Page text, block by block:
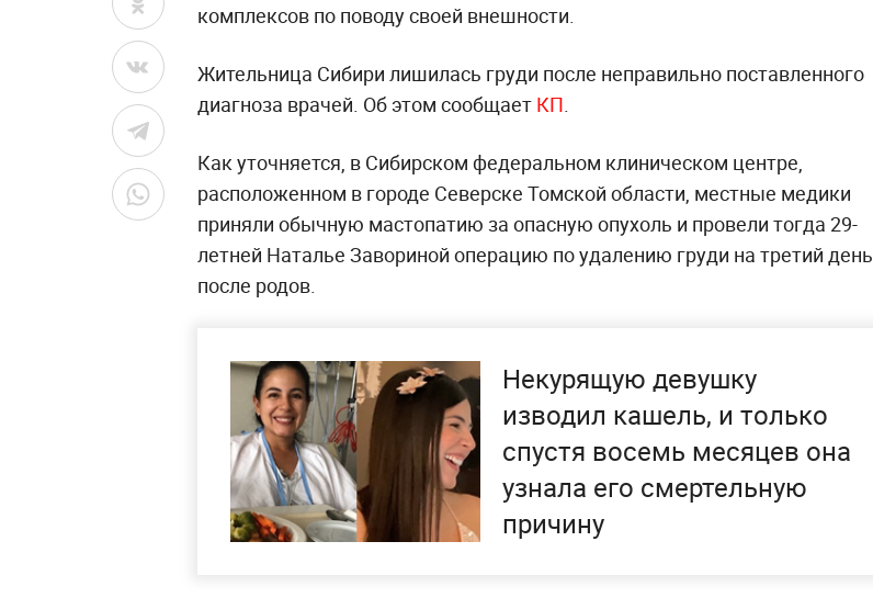
комплексов по поводу своей внешности.
Жительница Сибири лишилась груди после неправильно поставленного
диагноза врачей. Об этом сообщает КП.
Как уточняется, в Сибирском федеральном клиническом центре,
расположенном в городе Северске Томской области, местные медики
приняли обычную мастопатию за опасную опухоль и провели тогда 29-
летней Наталье Завориной операцию по удалению груди на третий день
после родов.
Некурящую девушку
изводил кашель, и только
спустя восемь месяцев она
узнала его смертельную
причину